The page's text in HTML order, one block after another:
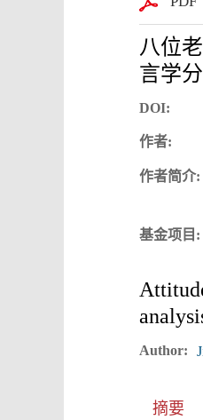
八位
言学
DOI:
作者:
作者简介:
基金项目:
Author:
摘要